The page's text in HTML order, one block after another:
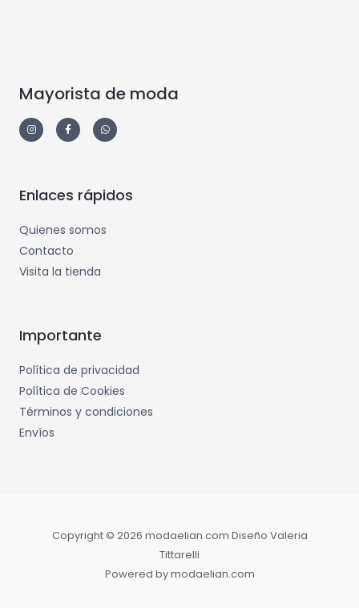
Mayorista de moda
Enlaces rápidos
Quienes somos
Contacto
Visita la tienda
Importante
Política de privacidad
Política de Cookies
Términos y condiciones
Envíos
Copyright © 2026 modaelian.com Diseño Valeria
Tittarelli
Powered by modaelian.com